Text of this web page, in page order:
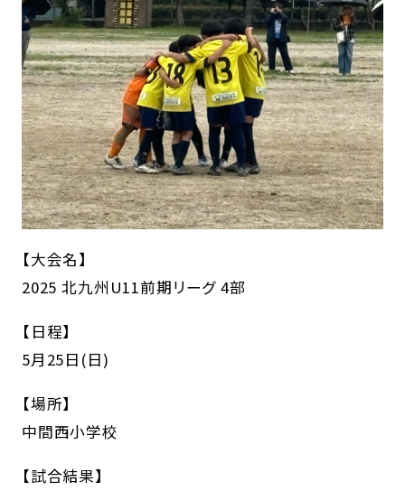
【大会名】
2025 北九州U11前期リーグ 4部
【日程】
5月25日(日)
【場所】
中間西小学校
【試合結果】